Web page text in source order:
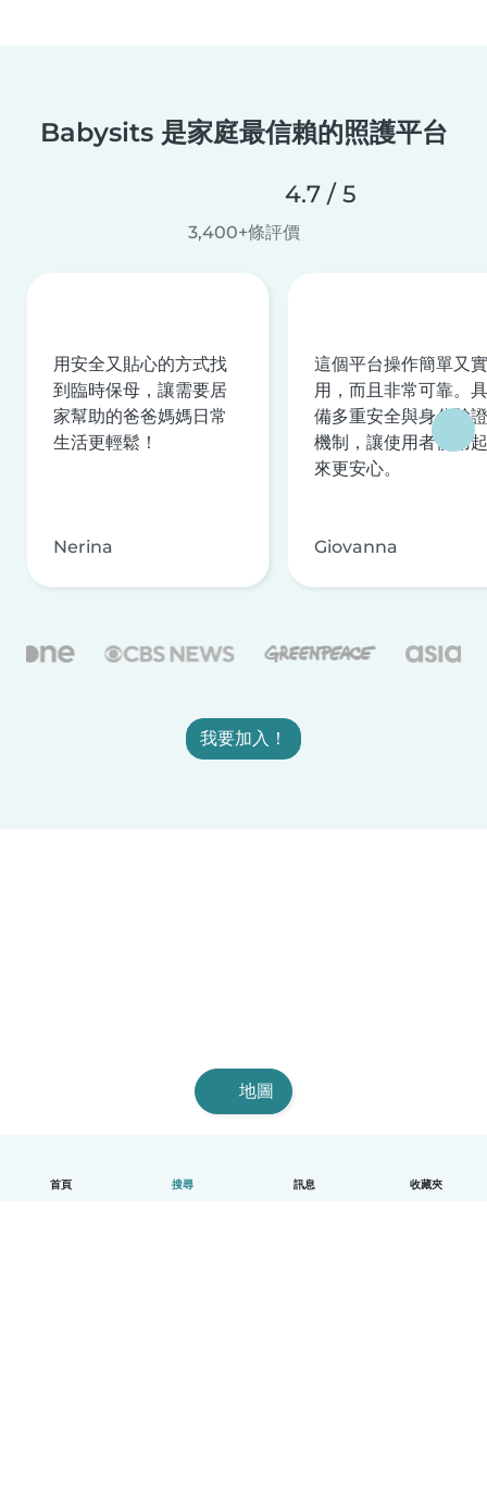
首頁 搜尋 訊息 收藏夾
Babysits 是家庭最信賴的照護平台
4.7 / 5
3,400+條評價
用安全又貼心的方式找
到臨時保母，讓需要居
家幫助的爸爸媽媽日常
生活更輕鬆！
Nerina
這個平台操作簡單又實
用，而且非常可靠。具
備多重安全與身分驗證
機制，讓使用者使用起
來更安心。
Giovanna
我要加入！
地圖